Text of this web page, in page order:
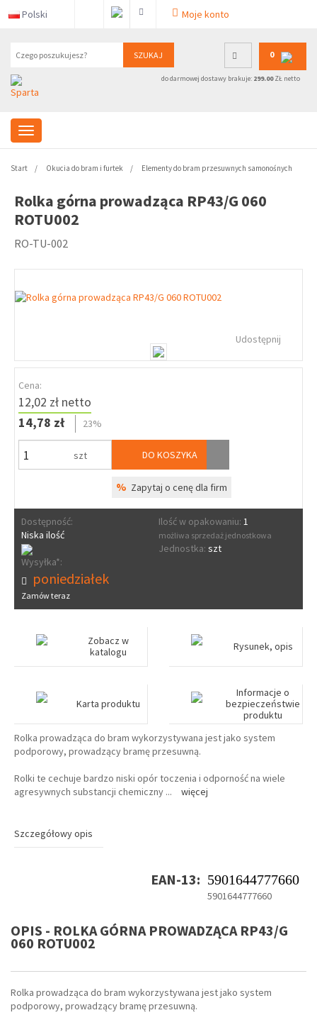
Polski Moje konto
SZUKAJ 0
do darmowej dostawy brakuje: 299.00ZŁ netto
Start Okucia do bram i furtek Elementy do bram przesuwnych samonośnych
Rolka górna prowadząca RP43/G 060
ROTU002
RO-TU-002
Udostępnij
Cena:
12,02 zł netto
14,78 zł
23%
szt DO KOSZYKA
% Zapytaj o cenę dla firm
Dostępność:
Niska ilość
Ilość w opakowaniu: 1
możliwa sprzedaż jednostkowa
Jednostka: szt
Wysyłka*:
poniedziałek
Zamów teraz
Zobacz w
katalogu
Rysunek, opis
Karta produktu
Informacje o
bezpieczeństwie
produktu
Rolka prowadząca do bram wykorzystywana jest jako system
podporowy, prowadzący bramę przesuwną.
Rolki te cechuje bardzo niski opór toczenia i odporność na wiele
agresywnych substancji chemiczny ... więcej
Szczegółowy opis
EAN-13: 5901644777660
5901644777660
OPIS - ROLKA GÓRNA PROWADZĄCA RP43/G
060 ROTU002
Rolka prowadząca do bram wykorzystywana jest jako system
podporowy, prowadzący bramę przesuwną.